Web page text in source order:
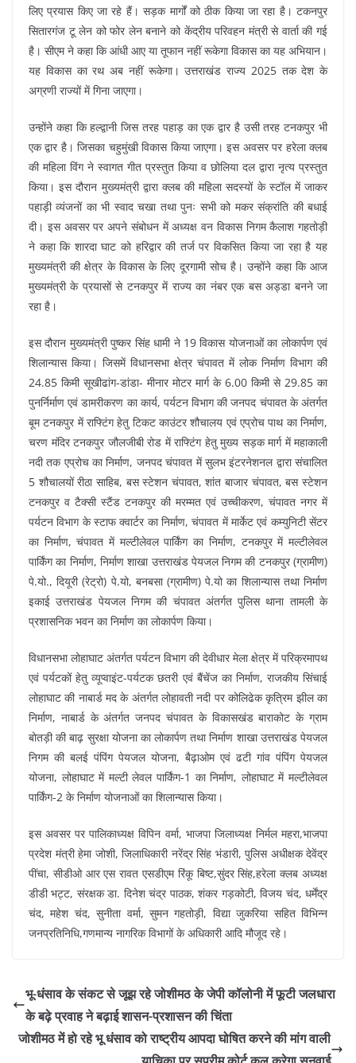
लिए प्रयास किए जा रहे हैं। सड़क मार्गों को ठीक किया जा रहा है। टकनपुर
सितारगंज टू लेन को फोर लेन बनाने को केंद्रीय परिवहन मंत्री से वार्ता की गई
है। सीएम ने कहा कि आंधी आए या तूफान नहीं रूकेगा विकास का यह अभियान।
यह विकास का रथ अब नहीं रूकेगा। उत्तराखंड राज्य 2025 तक देश के
अग्रणी राज्यों में गिना जाएगा।
उन्होंने कहा कि हल्द्वानी जिस तरह पहाड़ का एक द्वार है उसी तरह टनकपुर भी
एक द्वार है। जिसका चहुमुंखी विकास किया जाएगा। इस अवसर पर हरेला क्लब
की महिला विंग ने स्वागत गीत प्रस्तुत किया व छोलिया दल द्वारा नृत्य प्रस्तुत
किया। इस दौरान मुख्यमंत्री द्वारा क्लब की महिला सदस्यों के स्टॉल में जाकर
पहाड़ी व्यंजनों का भी स्वाद चखा तथा पुनः सभी को मकर संक्रांति की बधाई
दी। इस अवसर पर अपने संबोधन में अध्यक्ष वन विकास निगम कैलाश गहतोड़ी
ने कहा कि शारदा घाट को हरिद्वार की तर्ज पर विकसित किया जा रहा है यह
मुख्यमंत्री की क्षेत्र के विकास के लिए दूरगामी सोच है। उन्होंने कहा कि आज
मुख्यमंत्री के प्रयासों से टनकपुर में राज्य का नंबर एक बस अड्डा बनने जा
रहा है।
इस दौरान मुख्यमंत्री पुष्कर सिंह धामी ने 19 विकास योजनाओं का लोकार्पण एवं
शिलान्यास किया। जिसमें विधानसभा क्षेत्र चंपावत में लोक निर्माण विभाग की
24.85 किमी सूखीढांग-डांडा- मीनार मोटर मार्ग के 6.00 किमी से 29.85 का
पुनर्निर्माण एवं डामरीकरण का कार्य, पर्यटन विभाग की जनपद चंपावत के अंतर्गत
बूम टनकपुर में राफ्टिंग हेतु टिकट काउंटर शौचालय एवं एप्रोच पाथ का निर्माण,
चरण मंदिर टनकपुर जौलजीबी रोड में राफ्टिंग हेतु मुख्य सड़क मार्ग में महाकाली
नदी तक एप्रोच का निर्माण, जनपद चंपावत में सुलभ इंटरनेशनल द्वारा संचालित
5 शौचालयों रीठा साहिब, बस स्टेशन चंपावत, शांत बाजार चंपावत, बस स्टेशन
टनकपुर व टैक्सी स्टैंड टनकपुर की मरम्मत एवं उच्चीकरण, चंपावत नगर में
पर्यटन विभाग के स्टाफ क्वार्टर का निर्माण, चंपावत में मार्केट एवं कम्युनिटी सेंटर
का निर्माण, चंपावत में मल्टीलेवल पार्किंग का निर्माण, टनकपुर में मल्टीलेवल
पार्किंग का निर्माण, निर्माण शाखा उत्तराखंड पेयजल निगम की टनकपुर (ग्रामीण)
पे.यो., दियूरी (रेट्रो) पे.यो, बनबसा (ग्रामीण) पे.यो का शिलान्यास तथा निर्माण
इकाई उत्तराखंड पेयजल निगम की चंपावत अंतर्गत पुलिस थाना तामली के
प्रशासनिक भवन का निर्माण का लोकार्पण किया।
विधानसभा लोहाघाट अंतर्गत पर्यटन विभाग की देवीधार मेला क्षेत्र में परिक्रमापथ
एवं पर्यटकों हेतु व्यूप्वाइंट-पर्यटक छतरी एवं बैंचेंज का निर्माण, राजकीय सिंचाई
लोहाघाट की नाबार्ड मद के अंतर्गत लोहावती नदी पर कोलिढेक कृत्रिम झील का
निर्माण, नाबार्ड के अंतर्गत जनपद चंपावत के विकासखंड बाराकोट के ग्राम
बोतड़ी की बाढ़ सुरक्षा योजना का लोकार्पण तथा निर्माण शाखा उत्तराखंड पेयजल
निगम की बलई पंपिंग पेयजल योजना, बैढ़ाओम एवं ढटी गांव पंपिंग पेयजल
योजना, लोहाघाट में मल्टी लेवल पार्किंग-1 का निर्माण, लोहाघाट में मल्टीलेवल
पार्किंग-2 के निर्माण योजनाओं का शिलान्यास किया।
इस अवसर पर पालिकाध्यक्ष विपिन वर्मा, भाजपा जिलाध्यक्ष निर्मल महरा,भाजपा
प्रदेश मंत्री हेमा जोशी, जिलाधिकारी नरेंद्र सिंह भंडारी, पुलिस अधीक्षक देवेंद्र
पींचा, सीडीओ आर एस रावत एसडीएम रिंकू बिष्ट,सुंदर सिंह,हरेला क्लब अध्यक्ष
डीडी भट्ट, संरक्षक डा. दिनेश चंद्र पाठक, शंकर गड़कोटी, विजय चंद, धर्मेंद्र
चंद, महेश चंद, सुनीता वर्मा, सुमन गहतोड़ी, विद्या जुकरिया सहित विभिन्न
जनप्रतिनिधि,गणमान्य नागरिक विभागों के अधिकारी आदि मौजूद रहे।
भू-धंसाव के संकट से जूझ रहे जोशीमठ के जेपी कॉलोनी में फूटी जलधारा
के बढ़े प्रवाह ने बढ़ाई शासन-प्रशासन की चिंता
जोशीमठ में हो रहे भू धंसाव को राष्ट्रीय आपदा घोषित करने की मांग वाली